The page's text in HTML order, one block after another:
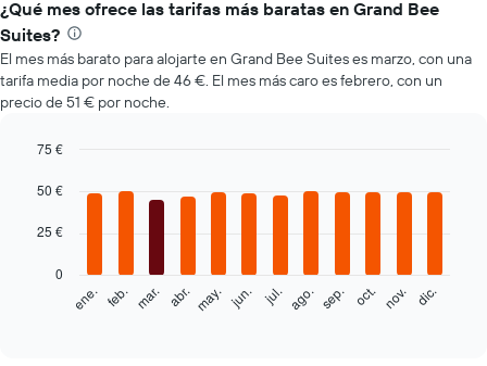
¿Qué mes ofrece las tarifas más baratas en Grand Bee
Suites?
El mes más barato para alojarte en Grand Bee Suites es marzo, con una
tarifa media por noche de 46 €. El mes más caro es febrero, con un
precio de 51 € por noche.
chart
12
bars.
siguiente
graphic.
ene. feb. mar. abr. may. jun. jul. ago. sep. oct. nov. dic.
0
25 €
50 €
75 €